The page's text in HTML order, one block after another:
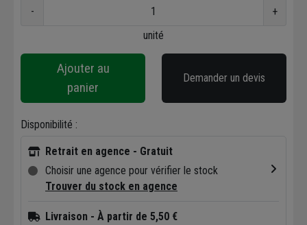
-
+
unité
Ajouter au
panier
Demander un devis
Disponibilité :
Retrait en agence - Gratuit
Choisir une agence pour vérifier le stock
Trouver du stock en agence
Livraison - À partir de 5,50 €